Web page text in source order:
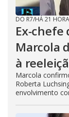
DO R7/HÁ 21
Ex-chefe
Marcola
à
Marcola
Roberta
envolvimento